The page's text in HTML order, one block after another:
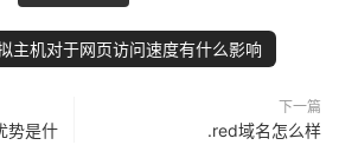
主机对于网页访问速度有什么影响
势是什
下一篇
.red域名怎么样